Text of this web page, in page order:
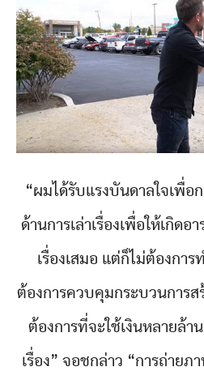
“ผมได้รับแรงบันดาลใจเพื่อ
ด้านการเล่าเรื่องเพื่อให้เกิด
เรื่องเสมอ แต่ก็ไม่ต้องกา
ต้องการควบคุมกระบวนการส
ต้องการที่จะใช้เงินหลายล้า
เรื่อง” จอชกล่าว “การถ่าย